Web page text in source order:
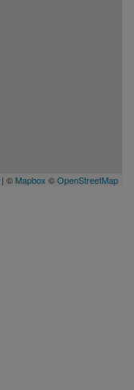
| © Mapbox ©OpenStreetMap